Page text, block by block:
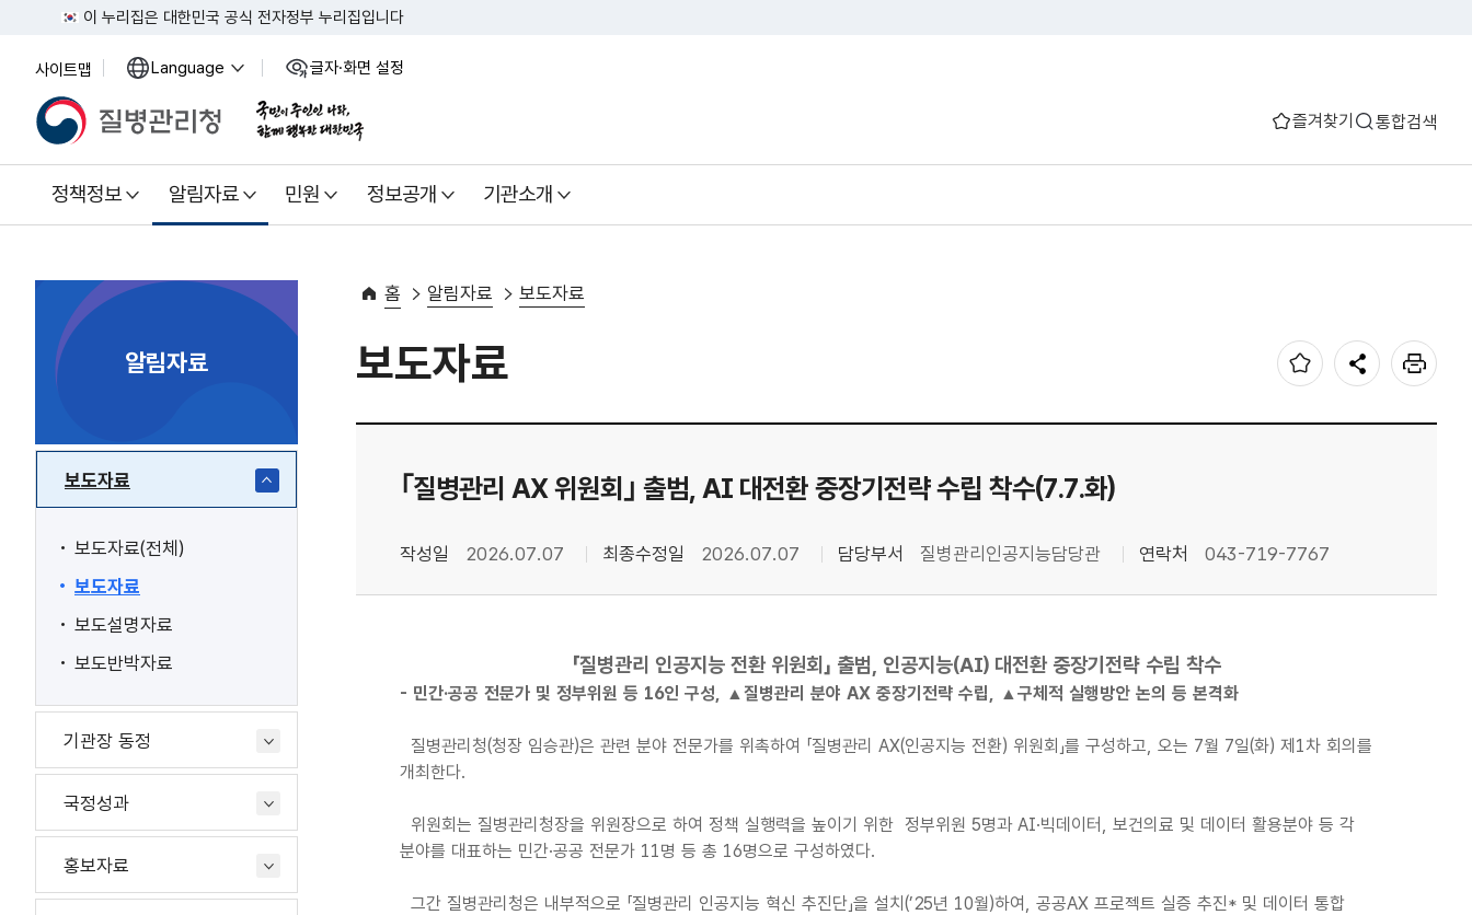
이 누리집은 대한민국 공식 전자정부 누리집입니다
사이트맵 Language 열
글자·화면 설정
즐겨찾기 통합검색
정책정보 알림자료 민원 정보공개 기관소개
알림자료
보도자료
보도자료(전체)
보도자료
보도설명자료
보도반박자료
기관장 동정
국정성과
홍보자료
홈 알림자료 보도자료
보도자료
｢질병관리 AX 위원회｣ 출범, AI 대전환 중장기전략 수립 착수(7.7.화)
작성일 2026.07.07 최종수정일 2026.07.07 담당부서 질병관리인공지능담당관 연락처 043-719-7767
「질병관리 인공지능 전환 위원회」 출범, 인공지능(AI) 대전환 중장기전략 수립 착수
- 민간·공공 전문가 및 정부위원 등 16인 구성, ▲질병관리 분야 AX 중장기전략 수립, ▲구체적 실행방안 논의 등 본격화
질병관리청(청장 임승관)은 관련 분야 전문가를 위촉하여 「질병관리 AX(인공지능 전환) 위원회」를 구성하고, 오는 7월 7일(화) 제1차 회의를
개최한다.
위원회는 질병관리청장을 위원장으로 하여 정책 실행력을 높이기 위한 정부위원 5명과 AI·빅데이터, 보건의료 및 데이터 활용분야 등 각
분야를 대표하는 민간·공공 전문가 11명 등 총 16명으로 구성하였다.
그간 질병관리청은 내부적으로 「질병관리 인공지능 혁신 추진단」을 설치(’25년 10월)하여, 공공AX 프로젝트 실증 추진* 및 데이터 통합